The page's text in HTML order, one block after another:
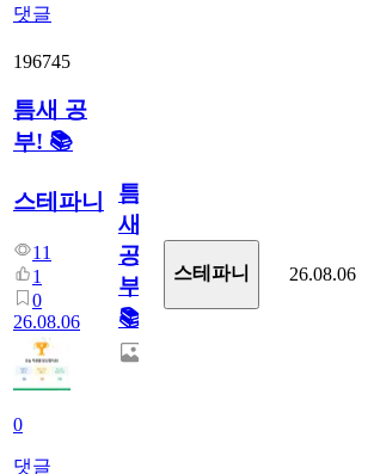
댓글
196745
틈새 공
부! 📚
스테파니
11
1
0
26.08.06
0
댓글
틈
새
공
부!
📚
스테파니 26.08.06